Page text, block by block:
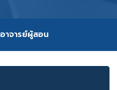
อาจารย์ผู้สอน